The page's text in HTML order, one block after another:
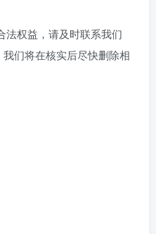
法权益，请及时联系我们
我们将在核实后尽快删除相